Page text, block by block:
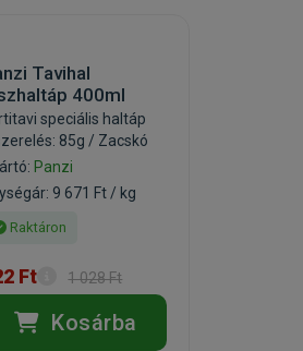
Tavihal
400ml
speciális haltáp
85g / Zacskó
Panzi
9 671 Ft / kg
Raktáron
Ft 1 028 Ft
Kosárba